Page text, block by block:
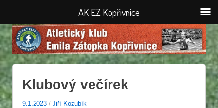
Klubový večírek
9.1.2023 / Jiří Kozubík
AK EZ Kopřivnice